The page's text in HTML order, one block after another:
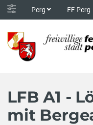
Perg FF Perg
LFB A1 -
mit